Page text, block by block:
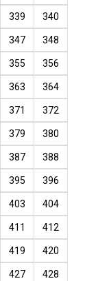
339 340
347 348
355 356
363 364
371 372
379 380
387 388
395 396
403 404
411 412
419 420
427 428